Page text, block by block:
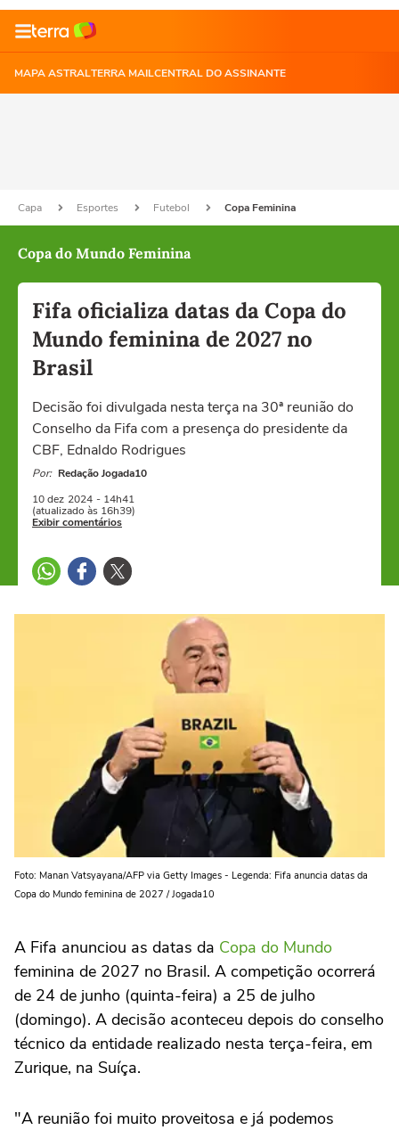
MAPA ASTRALTERRA MAILCENTRAL DO ASSINANTE
Capa Esportes Futebol Copa Feminina
Copa do Mundo Feminina
Fifa oficializa datas da Copa do
Mundo feminina de 2027 no
Brasil
Decisão foi divulgada nesta terça na 30ª reunião do
Conselho da Fifa com a presença do presidente da
CBF, Ednaldo Rodrigues
Por: Redação Jogada10
10 dez 2024 - 14h41
(atualizado às 16h39)
Exibir comentários
Foto: Manan Vatsyayana/AFP via Getty Images - Legenda: Fifa anuncia datas da
Copa do Mundo feminina de 2027 / Jogada10
A Fifa anunciou as datas da Copa do Mundo
feminina de 2027 no Brasil. A competição ocorrerá
de 24 de junho (quinta-feira) a 25 de julho
(domingo). A decisão aconteceu depois do conselho
técnico da entidade realizado nesta terça-feira, em
Zurique, na Suíça.
"A reunião foi muito proveitosa e já podemos